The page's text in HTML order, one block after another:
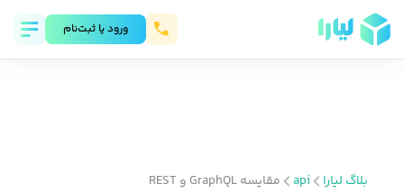
ورود يا ثبت‌نام
بلاگ لیارا api مقایسه GraphQL و REST